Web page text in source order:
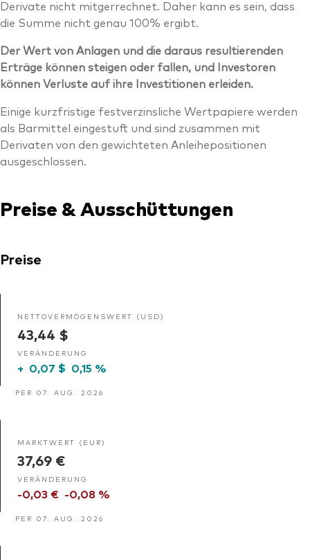
Derivate nicht mitgerrechnet. Daher kann es sein, dass
die Summe nicht genau 100% ergibt.
Der Wert von Anlagen und die daraus resultierenden
Erträge können steigen oder fallen, und Investoren
können Verluste auf ihre Investitionen erleiden.
Einige kurzfristige festverzinsliche Wertpapiere werden
als Barmittel eingestuft und sind zusammen mit
Derivaten von den gewichteten Anleihepositionen
ausgeschlossen.
Preise & Ausschüttungen
Preise
NETTOVERMÖGENSWERT (USD)
43,44 $
VERÄNDERUNG
+ 0,07 $ 0,15 %
PER 07. AUG. 2026
MARKTWERT (EUR)
37,69 €
VERÄNDERUNG
-0,03 € -0,08 %
PER 07. AUG. 2026